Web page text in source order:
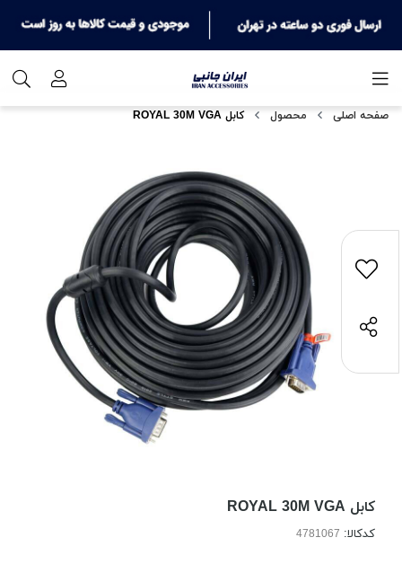
صفحه اصلی محصول کابل ROYAL 30M VGA
کابل ROYAL 30M VGA
کدکالا: